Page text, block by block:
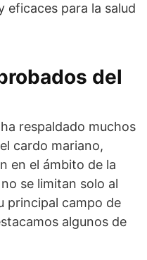
eficaces para la salud
del
respaldado muchos
cardo mariano,
en el ámbito de la
se limitan solo al
principal campo de
algunos de